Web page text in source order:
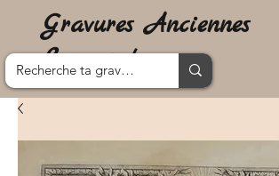
Gravures Anciennes
Lanzarote